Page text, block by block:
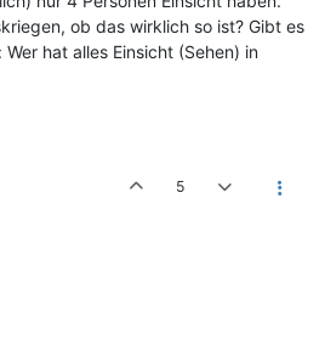
ob das wirklich so ist? Gibt es
hat alles Einsicht (Sehen) in
5